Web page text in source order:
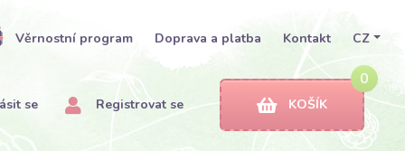
Věrnostní program Doprava a platba Kontakt CZ
se Registrovat se
0
KOŠÍK